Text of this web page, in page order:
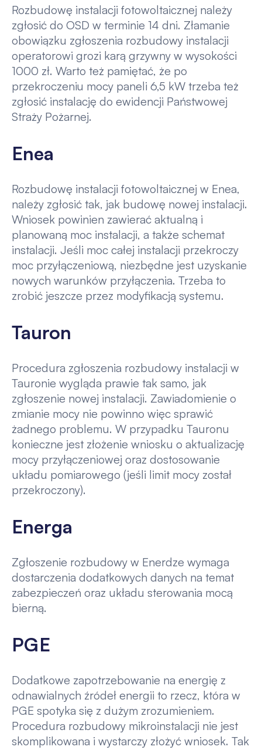
Rozbudowę instalacji fotowoltaicznej należy
zgłosić do OSD w terminie 14 dni. Złamanie
obowiązku zgłoszenia rozbudowy instalacji
operatorowi grozi karą grzywny w wysokości
1000 zł. Warto też pamiętać, że po
przekroczeniu mocy paneli 6,5 kW trzeba też
zgłosić instalację do ewidencji Państwowej
Straży Pożarnej.
Enea
Rozbudowę instalacji fotowoltaicznej w Enea,
należy zgłosić tak, jak budowę nowej instalacji.
Wniosek powinien zawierać aktualną i
planowaną moc instalacji, a także schemat
instalacji. Jeśli moc całej instalacji przekroczy
moc przyłączeniową, niezbędne jest uzyskanie
nowych warunków przyłączenia. Trzeba to
zrobić jeszcze przez modyfikacją systemu.
Tauron
Procedura zgłoszenia rozbudowy instalacji w
Tauronie wygląda prawie tak samo, jak
zgłoszenie nowej instalacji. Zawiadomienie o
zmianie mocy nie powinno więc sprawić
żadnego problemu. W przypadku Tauronu
konieczne jest złożenie wniosku o aktualizację
mocy przyłączeniowej oraz dostosowanie
układu pomiarowego (jeśli limit mocy został
przekroczony).
Energa
Zgłoszenie rozbudowy w Enerdze wymaga
dostarczenia dodatkowych danych na temat
zabezpieczeń oraz układu sterowania mocą
bierną.
PGE
Dodatkowe zapotrzebowanie na energię z
odnawialnych źródeł energii to rzecz, która w
PGE spotyka się z dużym zrozumieniem.
Procedura rozbudowy mikroinstalacji nie jest
skomplikowana i wystarczy złożyć wniosek. Tak